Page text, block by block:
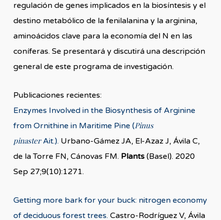
regulación de genes implicados en la biosíntesis y el
destino metabólico de la fenilalanina y la arginina,
aminoácidos clave para la economía del N en las
coníferas. Se presentará y discutirá una descripción
general de este programa de investigación.
Publicaciones recientes:
Enzymes Involved in the Biosynthesis of Arginine
from Ornithine in Maritime Pine (Pinus
pinasterAit.). Urbano-Gámez JA, El-Azaz J, Ávila C,
de la Torre FN, Cánovas FM. Plants(Basel). 2020
Sep 27;9(10):1271.
Getting more bark for your buck: nitrogen economy
of deciduous forest trees. Castro-Rodríguez V, Ávila